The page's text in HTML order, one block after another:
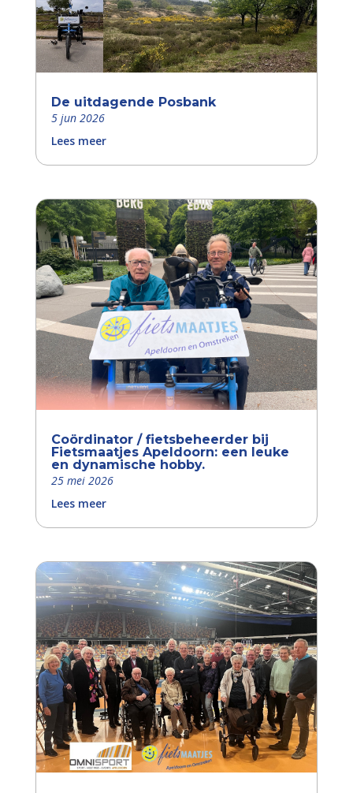
De uitdagende Posbank
5 jun 2026
Lees meer
Coördinator / fietsbeheerder bij
Fietsmaatjes Apeldoorn: een leuke
en dynamische hobby.
25 mei 2026
Lees meer